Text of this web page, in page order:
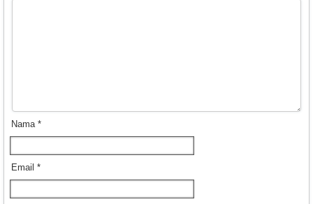
Nama *
Email *